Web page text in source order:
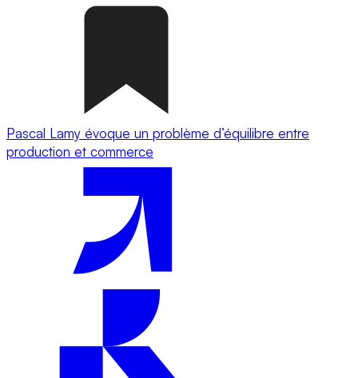
Pascal Lamy évoque un problème d’équilibre entre
production et commerce